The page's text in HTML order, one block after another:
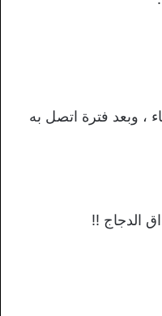
، وبعد فترة اتصل به
الدجاج !!